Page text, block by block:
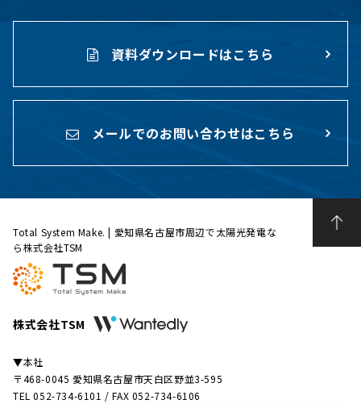
資料ダウンロードはこちら
メールでのお問い合わせはこちら
Total System Make. | 愛知県名古屋市周辺で太陽光発電な
ら株式会社TSM
株式会社TSM
▼本社
〒468-0045 愛知県名古屋市天白区野並3-595
TEL 052-734-6101 / FAX 052-734-6106